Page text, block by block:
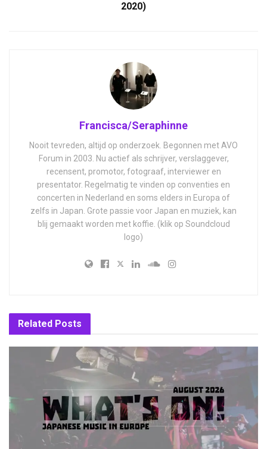
2020)
Francisca/Seraphinne
Nooit tevreden, altijd op onderzoek. Begonnen met AVO
Forum in 2003. Nu actief als schrijver, verslaggever,
recensent, promotor, fotograaf, interviewer en
presentator. Regelmatig te vinden op conventies en
concerten in Nederland en soms elders in Europa of
zelfs in Japan. Grote passie voor Japan en muziek, kan
blij gemaakt worden met koffie. (klik op Soundcloud
logo)
Related Posts